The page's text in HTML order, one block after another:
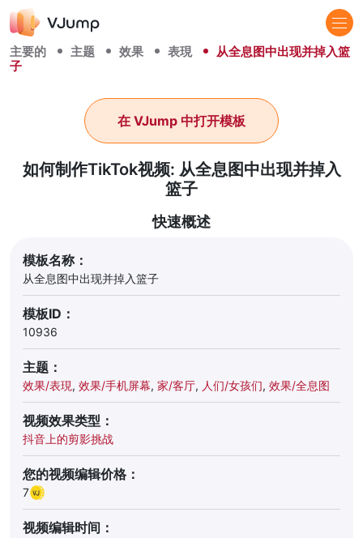
主要的 主题 效果 表現
从全息图中出现并掉入篮
子
如何制作TikTok视频: 从全息图中出现并掉入
篮子
在 VJump 中打开模板
快速概述
模板名称：
从全息图中出现并掉入篮子
模板ID：
10936
主题：
效果/表現, 效果/手机屏幕, 家/客厅, 人们/女孩们, 效果/全息图
视频效果类型：
抖音上的剪影挑战
您的视频编辑价格：
7
视频编辑时间：